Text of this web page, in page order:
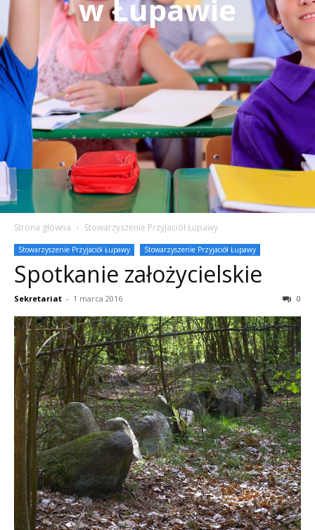
w Łupawie
Strona główna Stowarzyszenie Przyjaciół Łupawy
Stowarzyszenie Przyjaciół Łupawy Stowarzyszenie Przyjaciół Łupawy
Spotkanie założycielskie
Sekretariat - 1 marca 2016 0